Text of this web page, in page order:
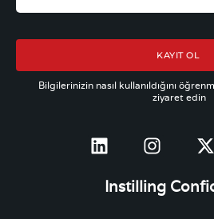
KAYIT OL
Bilgilerinizin nasıl kullanıldığını
ziyaret edin
Instilling